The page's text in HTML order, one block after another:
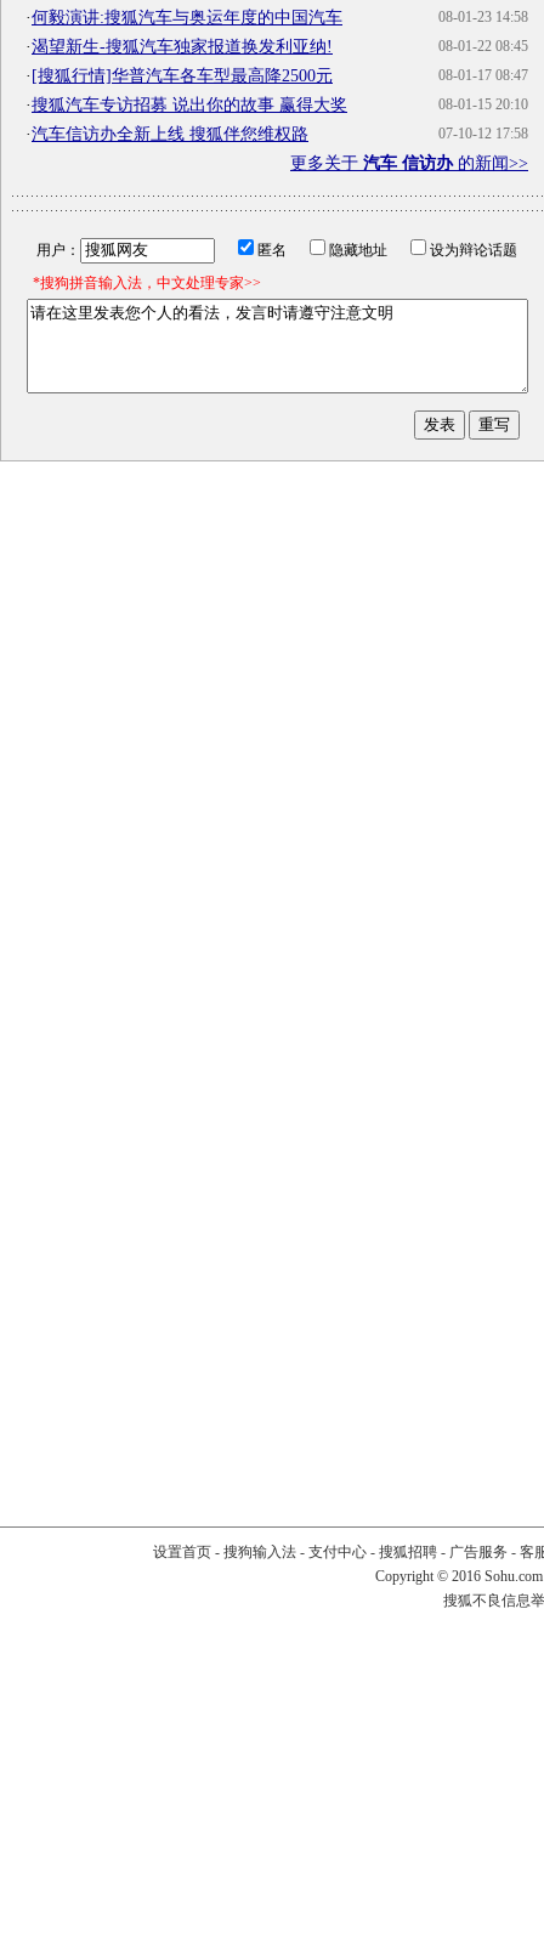
08-01-23 14:58
·何毅演讲:搜狐汽车与奥运年度的中国汽车
08-01-22 08:45
·渴望新生-搜狐汽车独家报道换发利亚纳!
08-01-17 08:47
·[搜狐行情]华普汽车各车型最高降2500元
08-01-15 20:10
·搜狐汽车专访招募 说出你的故事 赢得大奖
07-10-12 17:58
·汽车信访办全新上线 搜狐伴您维权路
更多关于 汽车 信访办的新闻>>
用户： 匿名 隐藏地址
设为辩论话题
*搜狗拼音输入法，中文处理专家>>
设置首页- 搜狗输入法- 支付中心- 搜狐招聘- 广告服务 - 客
Copyright © 2016
搜狐不良信息